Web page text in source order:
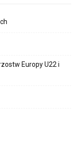
Europy U22 i